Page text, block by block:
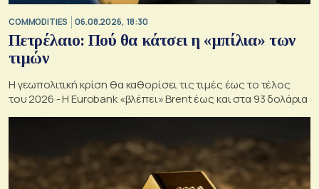
COMMODITIES 06.08.2026, 18:30
Πετρέλαιο: Πού θα κάτσει η «μπίλια» των
τιμών
Η γεωπολιτική κρίση θα καθορίσει τις τιμές έως το τέλος
του 2026 - Η Eurobank «βλέπει» Brent έως και στα 93 δολάρια